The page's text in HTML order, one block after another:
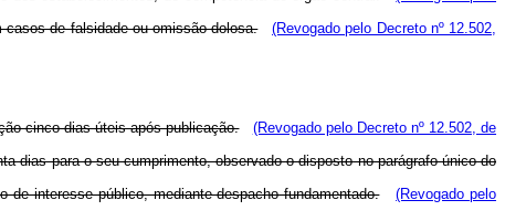
de falsidade ou omissão dolosa.
(Revogado pelo Decreto nº 12.502,
cinco dias úteis após publicação.
(Revogado pelo Decreto nº 12.502, de
dias para o seu cumprimento, observado o disposto no parágrafo único do
interesse público, mediante despacho fundamentado.
(Revogado pelo